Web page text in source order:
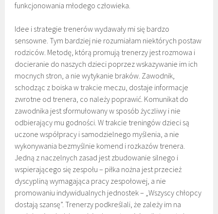
funkcjonowania młodego człowieka.
Idee i strategie trenerów wydawały mi się bardzo
sensowne. Tym bardziej nie rozumiałam niektórych postaw
rodziców. Metodę, którą promują trenerzy jest rozmowa i
docieranie do naszych dzieci poprzez wskazywanie im ich
mocnych stron, a nie wytykanie braków. Zawodnik,
schodząc z boiska w trakcie meczu, dostaje informacje
zwrotne od trenera, co należy poprawić. Komunikat do
zawodnika jest sformułowany w sposób życzliwy i nie
odbierający mu godności. W trakcie treningów dzieci są
uczone współpracy i samodzielnego myślenia, a nie
wykonywania bezmyślnie komend i rozkazów trenera.
Jedną z naczelnych zasad jest zbudowanie silnego i
wspierającego się zespołu – piłka nożna jest przecież
dyscypliną wymagająca pracy zespołowej, a nie
promowaniu indywidualnych jednostek – „Wszyscy chłopcy
dostają szansę”. Trenerzy podkreślali, że zależy im na